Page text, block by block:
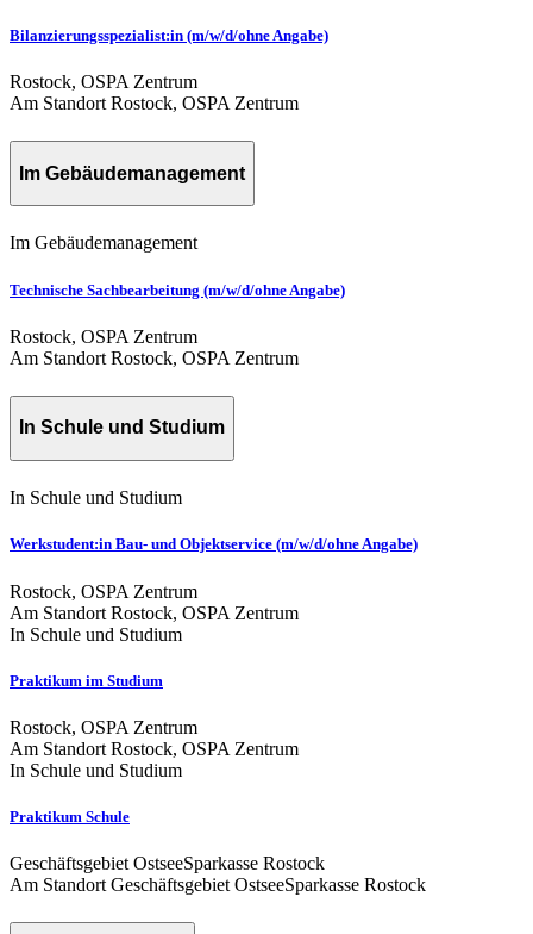
Bilanzierungsspezialist:in (m/w/d/ohne Angabe)
Rostock, OSPA Zentrum
Am Standort Rostock, OSPA Zentrum
Im Gebäudemanagement
Im Gebäudemanagement
Technische Sachbearbeitung (m/w/d/ohne Angabe)
Rostock, OSPA Zentrum
Am Standort Rostock, OSPA Zentrum
In Schule und Studium
In Schule und Studium
Werkstudent:in Bau- und Objektservice (m/w/d/ohne Angabe)
Rostock, OSPA Zentrum
Am Standort Rostock, OSPA Zentrum
In Schule und Studium
Praktikum im Studium
Rostock, OSPA Zentrum
Am Standort Rostock, OSPA Zentrum
In Schule und Studium
Praktikum Schule
Geschäftsgebiet OstseeSparkasse Rostock
Am Standort Geschäftsgebiet OstseeSparkasse Rostock